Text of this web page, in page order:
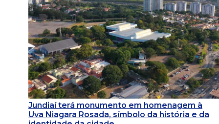
Jundiaí terá monumento em homenagem à
Uva Niagara Rosada, símbolo da história e da